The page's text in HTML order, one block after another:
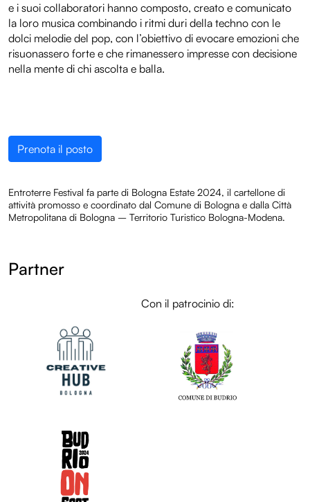
e i suoi collaboratori hanno composto, creato e comunicato
la loro musica combinando i ritmi duri della techno con le
dolci melodie del pop, con l’obiettivo di evocare emozioni che
risuonassero forte e che rimanessero impresse con decisione
nella mente di chi ascolta e balla.
Prenota il posto
Entroterre Festival fa parte di Bologna Estate 2024, il cartellone di
attività promosso e coordinato dal Comune di Bologna e dalla Città
Metropolitana di Bologna – Territorio Turistico Bologna-Modena.
Partner
Con il patrocinio di: